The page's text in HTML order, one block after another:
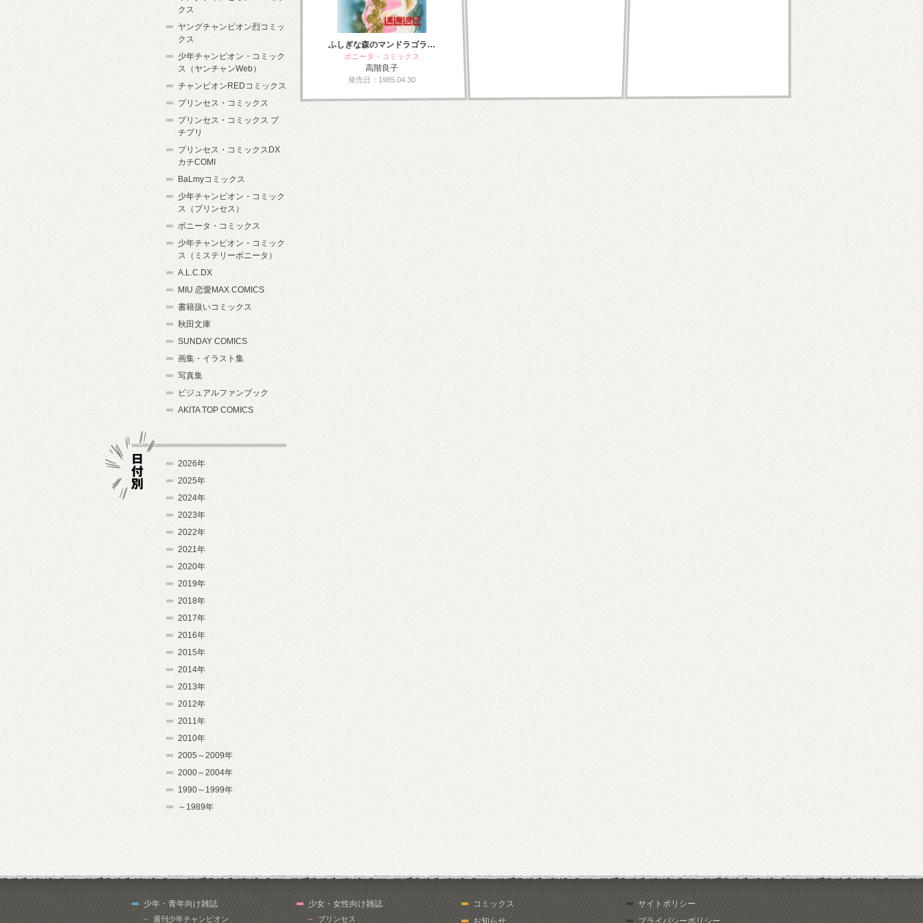
ふしぎな森のマンドラゴラ…
ボニータ・コミックス
高階良子
発売日：1985.04.30
クス
ヤングチャンピオン烈コミッ
クス
少年チャンピオン・コミック
ス（ヤンチャンWeb）
チャンピオンREDコミックス
プリンセス・コミックス
プリンセス・コミックス プ
チプリ
プリンセス・コミックスDX
カチCOMI
BaLmyコミックス
少年チャンピオン・コミック
ス（プリンセス）
ボニータ・コミックス
少年チャンピオン・コミック
ス（ミステリーボニータ）
A.L.C.DX
MIU 恋愛MAX COMICS
書籍扱いコミックス
秋田文庫
SUNDAY COMICS
画集・イラスト集
写真集
ビジュアルファンブック
AKITA TOP COMICS
2026年
2025年
2024年
2023年
2022年
2021年
2020年
2019年
2018年
2017年
2016年
2015年
2014年
2013年
2012年
2011年
2010年
2005～2009年
2000～2004年
1990～1999年
～1989年
少年・青年向け雑誌
週刊少年チャンピオン
少女・女性向け雑誌
プリンセス
コミックス
お知らせ
サイトポリシー
プライバシーポリシー